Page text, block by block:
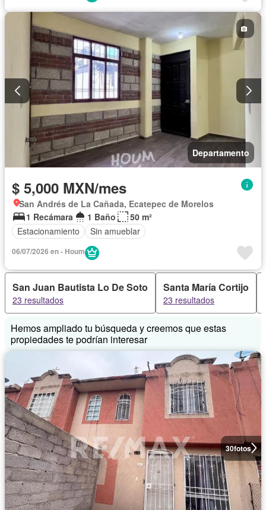
Departamento
$ 5,000 MXN/mes
San Andrés de La Cañada, Ecatepec de Morelos
1 Recámara
1 Baño
50 m²
Estacionamiento
Sin amueblar
06/07/2026 en - Houm
San Juan Bautista Lo De Soto
23 resultados
Santa María Cortijo
23 resultados
Hemos ampliado tu búsqueda y creemos que estas
propiedades te podrían interesar
30fotos